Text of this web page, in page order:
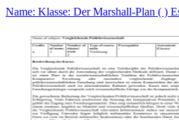
Name: Klasse: Der Marshall-Plan ( )